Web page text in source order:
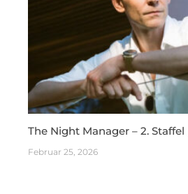
The Night Manager – 2. Staffel
Februar 25, 2026